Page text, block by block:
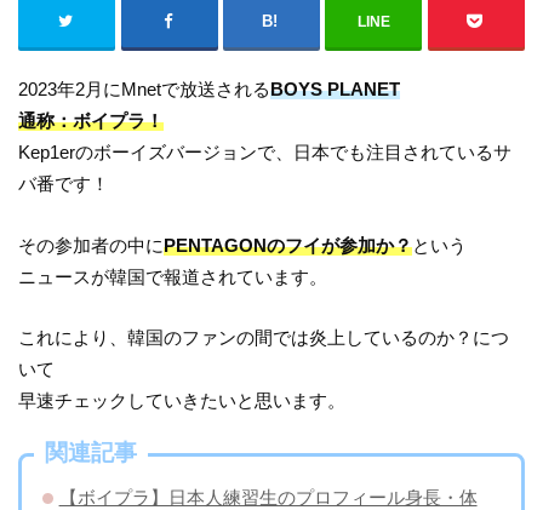
LINE
2023年2月にMnetで放送されるBOYS PLANET
通称：ボイプラ！
Kep1erのボーイズバージョンで、日本でも注目されているサ
バ番です！
その参加者の中にPENTAGONのフイが参加か？という
ニュースが韓国で報道されています。
これにより、韓国のファンの間では炎上しているのか？につ
いて
早速チェックしていきたいと思います。
関連記事
【ボイプラ】日本人練習生のプロフィール身長・体